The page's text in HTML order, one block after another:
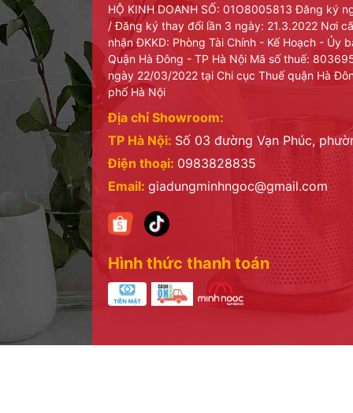
HỘ KINH DOANH SỐ: 01O8005813 Đăng ký
/ Đăng ký thay đổi lần 3 ngày: 21.3.2022 Nơi
nhận ĐKKD: Phòng Tài Chính - Kế Hoạch - Ủy
Quận Hà Đông - TP Hà Nội Mã số thuế:
ngày 22/03/2022 tại Chi cục Thuế quận Hà
phố Hà Nội
Địa chỉ Showroom:
TP Hà Nội: Số 03 đường Vạn Phúc,
Điện thoại: 0983828835
Email: giadungminhngoc@gmail.com
Hình thức thanh toán